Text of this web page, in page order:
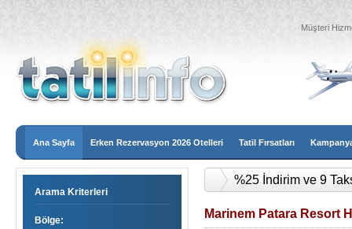
Müşteri
Ana Sayfa Erken Rezervasyon 2026 Otelleri Tatil Fırsatları
Arama Kriterleri
Bölge:
%25 İndirim ve 9
Marinem Patara Resort